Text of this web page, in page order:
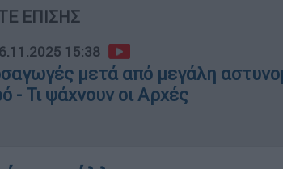
ΕΠΙΣΗΣ
15:38
μετά από μεγάλη
- Τι ψάχνουν οι Αρχές